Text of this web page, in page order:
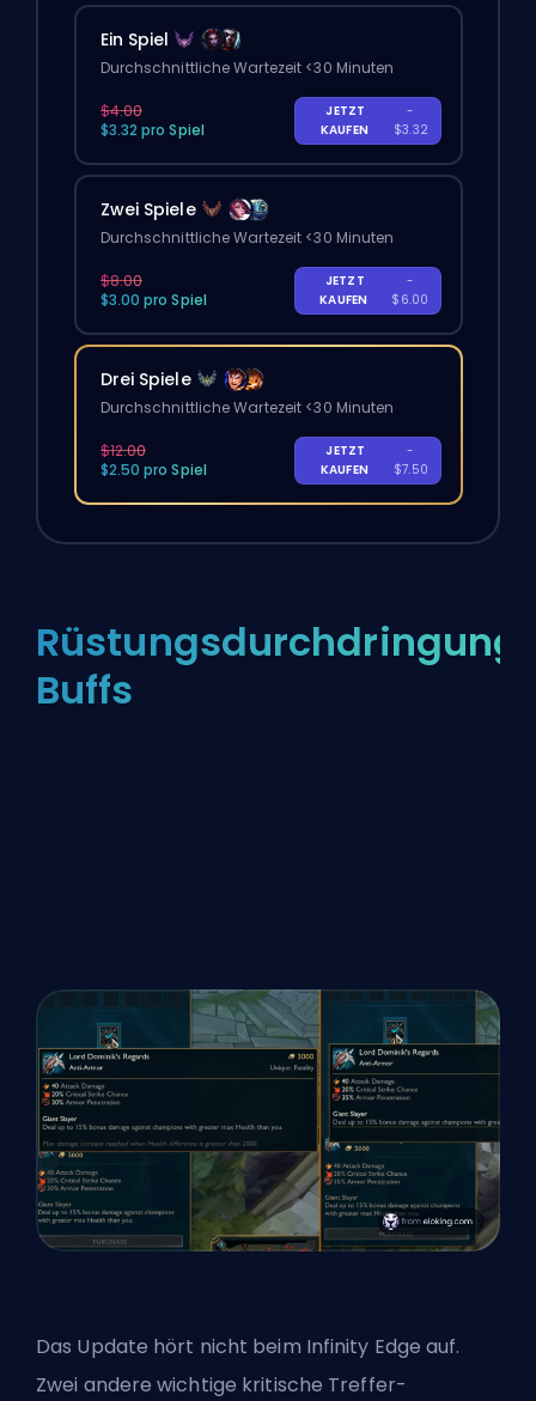
Ein Spiel
Durchschnittliche Wartezeit <30 Minuten
$4.00
$3.32 pro Spiel
JETZT
KAUFEN
-
$3.32
Zwei Spiele
Durchschnittliche Wartezeit <30 Minuten
$8.00
$3.00 pro Spiel
JETZT
KAUFEN
-
$6.00
Drei Spiele
Durchschnittliche Wartezeit <30 Minuten
$12.00
$2.50 pro Spiel
JETZT
KAUFEN
-
$7.50
Rüstungsdurchdringung
Buffs
Das Update hört nicht beim Infinity Edge auf.
Zwei andere wichtige kritische Treffer-